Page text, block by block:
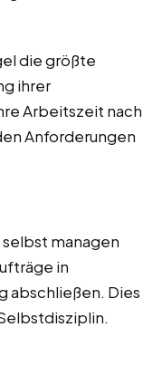
die größte
ihrer
Arbeitszeit nach
Anforderungen
managen
in
abschließen. Dies